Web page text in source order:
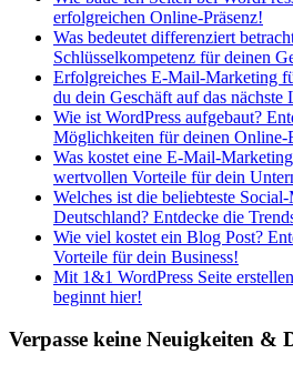
erfolgreichen Online-Präsenz!
Was bedeutet differenziert
Schlüsselkompetenz für deinen
Erfolgreiches E-Mail-Marketing
du dein Geschäft auf das nächste
Wie ist WordPress aufgebaut?
Möglichkeiten für deinen Online-
Was kostet eine E-Mail-
wertvollen Vorteile für dein
Welches ist die beliebteste
Deutschland? Entdecke die
Wie viel kostet ein Blog Post?
Vorteile für dein Business!
Mit 1&1 WordPress Seite
beginnt hier!
Verpasse keine Neuigkeiten &